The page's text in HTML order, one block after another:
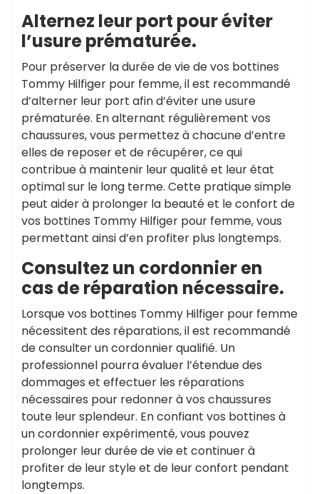
Alternez leur port pour éviter
l’usure prématurée.
Pour préserver la durée de vie de vos bottines
Tommy Hilfiger pour femme, il est recommandé
d’alterner leur port afin d’éviter une usure
prématurée. En alternant régulièrement vos
chaussures, vous permettez à chacune d’entre
elles de reposer et de récupérer, ce qui
contribue à maintenir leur qualité et leur état
optimal sur le long terme. Cette pratique simple
peut aider à prolonger la beauté et le confort de
vos bottines Tommy Hilfiger pour femme, vous
permettant ainsi d’en profiter plus longtemps.
Consultez un cordonnier en
cas de réparation nécessaire.
Lorsque vos bottines Tommy Hilfiger pour femme
nécessitent des réparations, il est recommandé
de consulter un cordonnier qualifié. Un
professionnel pourra évaluer l’étendue des
dommages et effectuer les réparations
nécessaires pour redonner à vos chaussures
toute leur splendeur. En confiant vos bottines à
un cordonnier expérimenté, vous pouvez
prolonger leur durée de vie et continuer à
profiter de leur style et de leur confort pendant
longtemps.